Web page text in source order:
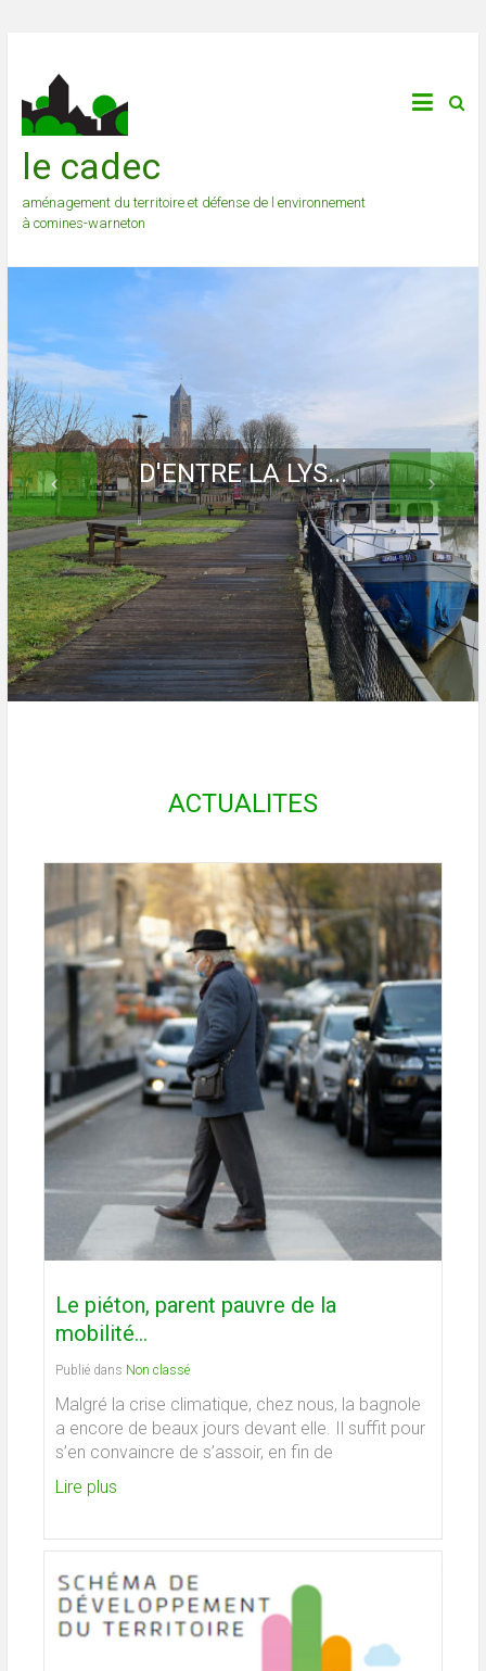
le cadec
aménagement du territoire et défense de l environnement
à comines-warneton
D'ENTRE LA LYS...
... ET LA HUTTE
ACTUALITES
Le piéton, parent pauvre de la
mobilité…
Publié dans Non classé
Malgré la crise climatique, chez nous, la bagnole
a encore de beaux jours devant elle. Il suffit pour
s’en convaincre de s’assoir, en fin de
Lire plus